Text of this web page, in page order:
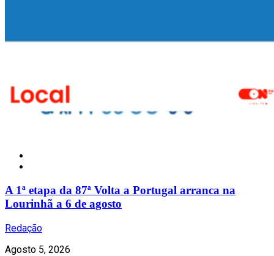
A 1ª etapa da 87ª Volta a Portugal arranca na
Lourinhã a 6 de agosto
Redação
Agosto 5, 2026